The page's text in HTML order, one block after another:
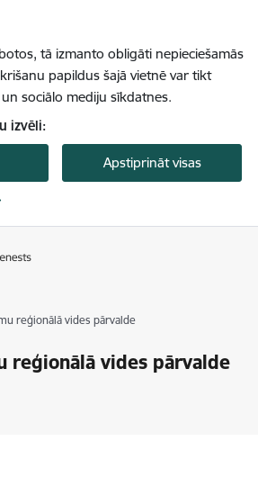
tā izmanto obligāti nepieciešamās
papildus šajā vietnē var tikt
sociālo mediju sīkdatnes.
izvēli:
Apstiprināt visas
reģionālā vides pārvalde
reģionālā vides pārvalde